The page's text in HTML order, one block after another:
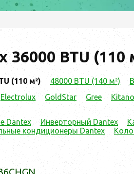
BTU (110
(110 м²) 48000 BTU (140 м²)
Electrolux GoldStar Gree Kitano
Dantex Инверторный Dantex
кондиционеры Dantex